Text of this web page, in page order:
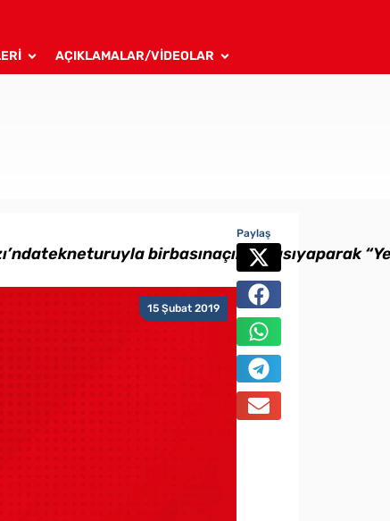
AÇIKLAMALAR/VİDEOLAR
birbasınaçıklamasıyaparak
15 Şubat 2019
Paylaş